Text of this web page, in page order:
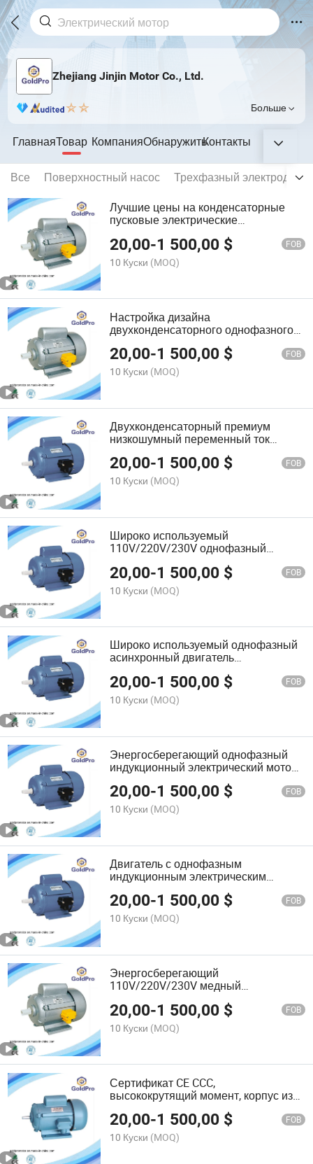
Zhejiang Jinjin Motor Co., Ltd.
Больше
ГлавнаяТовар КомпанияОбнаружитьКонтакты
Все Поверхностный насос
Трехфазный
Лучшие цены на конденсаторные
пусковые электрические
соответствии с европейским
стандартом IEC
20,00-1 500,00 $ FOB
10 Куски (MOQ)
Настройка дизайна
двухконденсаторного однофазного
электрического индукционного
двигателя
20,00-1 500,00 $ FOB
10 Куски (MOQ)
Двухконденсаторный премиум
низкошумный переменный ток
однофазный асинхронный двигатель
20,00-1 500,00 $ FOB
10 Куски (MOQ)
Широко используемый
110V/220V/230V однофазный
индукционный двигатель
20,00-1 500,00 $ FOB
10 Куски (MOQ)
Широко используемый однофазный
асинхронный двигатель
переменного тока, произведенный в
Китае
20,00-1 500,00 $ FOB
10 Куски (MOQ)
Энергосберегающий однофазный
индукционный электрический мотор
с высоким крутящим моментом
20,00-1 500,00 $ FOB
10 Куски (MOQ)
Двигатель с однофазным
индукционным электрическим
мотором серии Jy 110V/220V/230V с
низким уровнем шума
20,00-1 500,00 $ FOB
10 Куски (MOQ)
Энергосберегающий
110V/220V/230V медный
однофазный асинхронный двигатель
20,00-1 500,00 $ FOB
10 Куски (MOQ)
Сертификат CE CCC,
высококрутящий момент, корпус из
чугуна, однофазный асинхронный
двигатель переменного тока
20,00-1 500,00 $ FOB
10 Куски (MOQ)